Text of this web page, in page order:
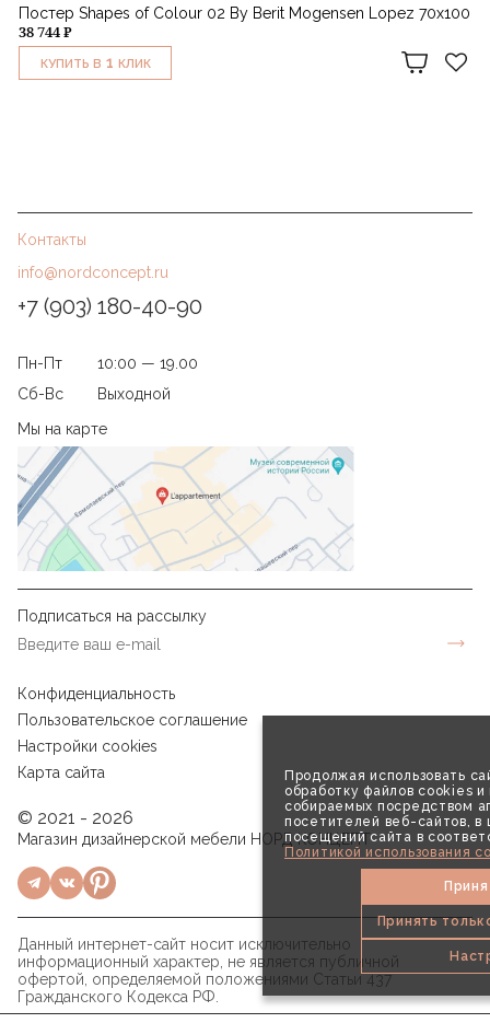
Продолжая использовать
обработку файлов cookies и
собираемых посредством
посетителей веб-сайтов, в
посещений сайта в
Политикой использования
Принять
Постер Shapes of Colour 02 By Berit Mogensen Lopez 70х100
38 744 ₽
КУПИТЬ В 1 КЛИК
Контакты
info@nordconcept.ru
+7 (903) 180-40-90
Пн-Пт
10:00 — 19.00
Сб-Вс
Выходной
Мы на карте
Подписаться на рассылку
Конфиденциальность
Пользовательское соглашение
Настройки cookies
Карта сайта
© 2021 - 2026
Магазин дизайнерской мебели НОРД КОНЦЕПТ
Данный интернет-сайт носит исключительно
информационный характер, не является публичной
офертой, определяемой положениями Статьи 437
Гражданского Кодекса РФ.